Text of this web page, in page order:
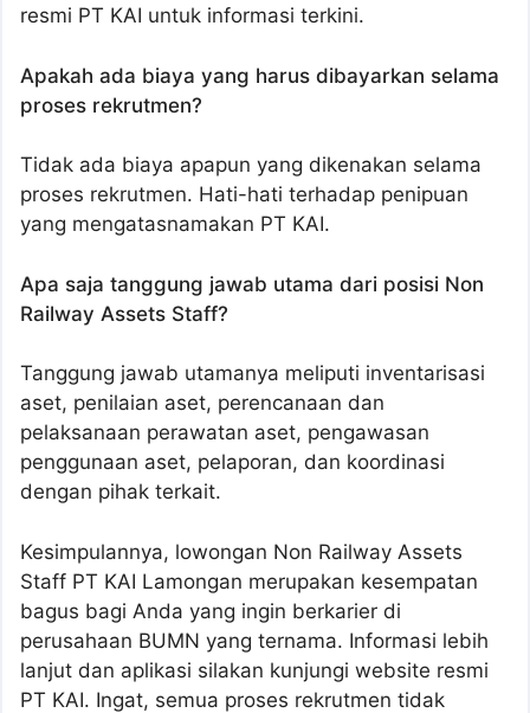
resmi PT KAI untuk informasi terkini.
Apakah ada biaya yang harus dibayarkan selama
proses rekrutmen?
Tidak ada biaya apapun yang dikenakan selama
proses rekrutmen. Hati-hati terhadap penipuan
yang mengatasnamakan PT KAI.
Apa saja tanggung jawab utama dari posisi Non
Railway Assets Staff?
Tanggung jawab utamanya meliputi inventarisasi
aset, penilaian aset, perencanaan dan
pelaksanaan perawatan aset, pengawasan
penggunaan aset, pelaporan, dan koordinasi
dengan pihak terkait.
Kesimpulannya, lowongan Non Railway Assets
Staff PT KAI Lamongan merupakan kesempatan
bagus bagi Anda yang ingin berkarier di
perusahaan BUMN yang ternama. Informasi lebih
lanjut dan aplikasi silakan kunjungi website resmi
PT KAI. Ingat, semua proses rekrutmen tidak